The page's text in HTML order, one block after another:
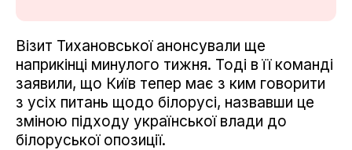
Візит Тихановської анонсували ще
наприкінці минулого тижня. Тоді в її команді
заявили, що Київ тепер має з ким говорити
з усіх питань щодо білорусі, назвавши це
зміною підходу української влади до
білоруської опозиції.